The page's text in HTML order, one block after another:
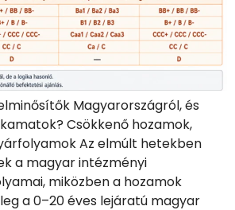
Magyarországról, és
Csökkenő hozamok,
Az elmúlt hetekben
a magyar intézményi
miközben a hozamok
a 0–20 éves lejáratú magyar